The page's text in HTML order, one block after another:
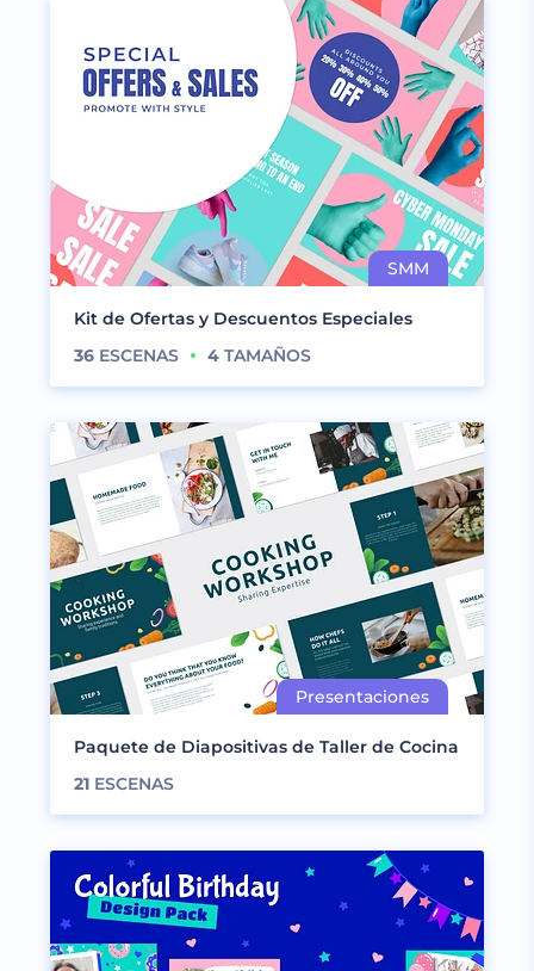
Kit de Ofertas y Descuentos Especiales
36 ESCENAS 4 TAMAÑOS
Paquete de Diapositivas de Taller de Cocina
21 ESCENAS